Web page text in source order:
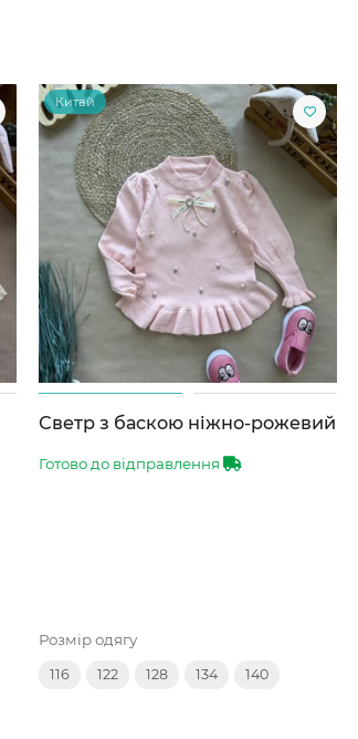
Китай
Светр з баскою ніжно-рожевий
Готово до відправлення
Розмір одягу
116 122 128 134 140